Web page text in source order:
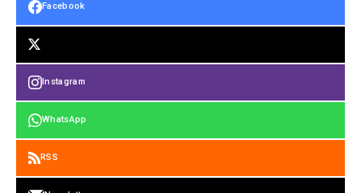
Facebook
Instagram
WhatsApp
RSS